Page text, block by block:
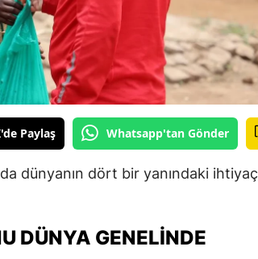
Paylaş Whatsapp'tan Gönder
dünyanın dört bir yanındaki ihtiyaç
DÜNYA GENELINDE